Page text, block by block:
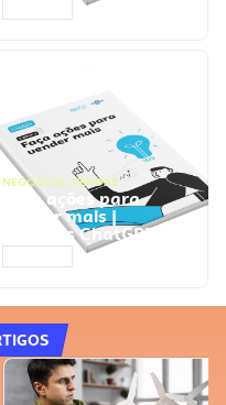
NEGÓCIOS, VENDAS
Faça ações para
vender mais |
Prompts ChatGPT